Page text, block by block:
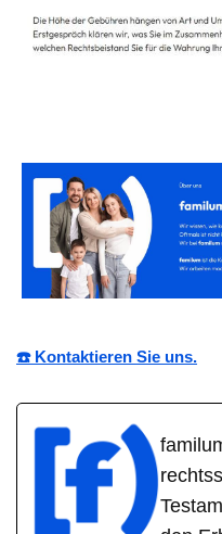
☎️ Kontaktieren Sie uns.